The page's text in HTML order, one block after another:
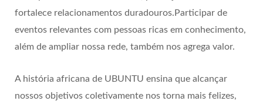
fortalece relacionamentos duradouros.Participar de
eventos relevantes com pessoas ricas em conhecimento,
além de ampliar nossa rede, também nos agrega valor.
A história africana de UBUNTU ensina que alcançar
nossos objetivos coletivamente nos torna mais felizes,